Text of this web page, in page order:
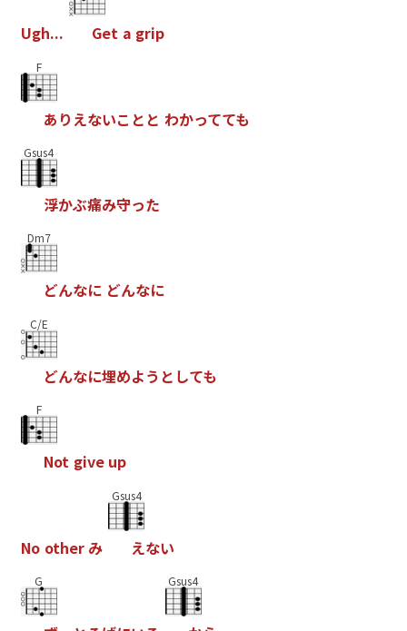
Ugh... Get a grip
F
あ り えないこ と と わかってても
Gsus4
浮かぶ痛み守った
Dm7
どんなに どんなに
C/E
どんなに埋めよう と しても
F
Not give up
No other み
Gsus4
えない
G Gsus4